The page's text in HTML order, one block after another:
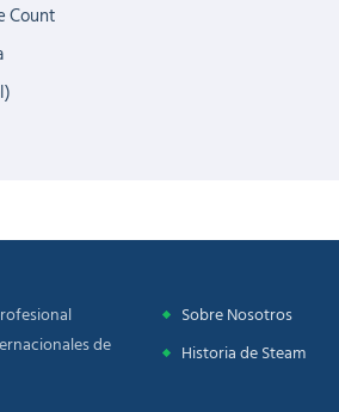
Count
de
Sobre Nosotros
Historia de Steam